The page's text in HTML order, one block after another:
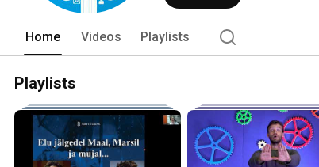
Home Videos Playlists
Playlists